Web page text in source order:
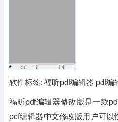
软件标签: 福昕pdf编辑器 pdf编
福昕pdf编辑器修改版是一款
pdf编辑器中文修改版用户可